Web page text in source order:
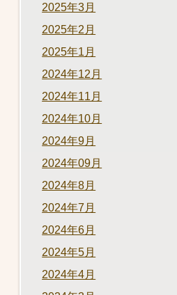
2025年3月
2025年2月
2025年1月
2024年12月
2024年11月
2024年10月
2024年9月
2024年09月
2024年8月
2024年7月
2024年6月
2024年5月
2024年4月